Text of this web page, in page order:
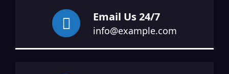
Email Us 24/7
info@example.com